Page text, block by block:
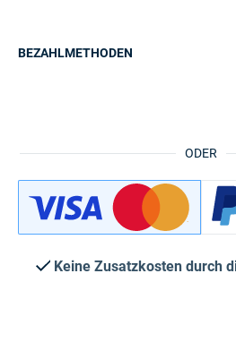
ODER
BEZAHLMETHODEN
Keine Zusatzkosten durch